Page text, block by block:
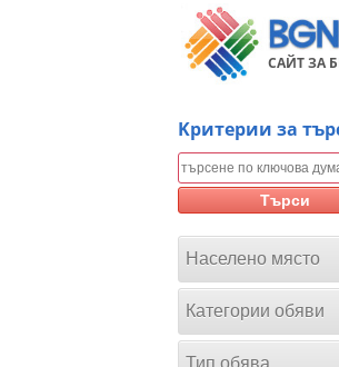
САЙТ ЗА
Kритерии за
Търси
Населено място
Категории обяви